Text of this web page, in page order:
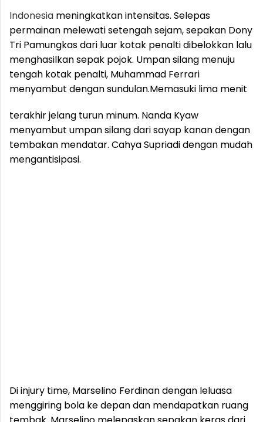
Indonesia meningkatkan intensitas. Selepas
permainan melewati setengah sejam, sepakan Dony
Tri Pamungkas dari luar kotak penalti dibelokkan lalu
menghasilkan sepak pojok. Umpan silang menuju
tengah kotak penalti, Muhammad Ferrari
menyambut dengan sundulan.Memasuki lima menit
terakhir jelang turun minum. Nanda Kyaw
menyambut umpan silang dari sayap kanan dengan
tembakan mendatar. Cahya Supriadi dengan mudah
mengantisipasi.
Di injury time, Marselino Ferdinan dengan leluasa
menggiring bola ke depan dan mendapatkan ruang